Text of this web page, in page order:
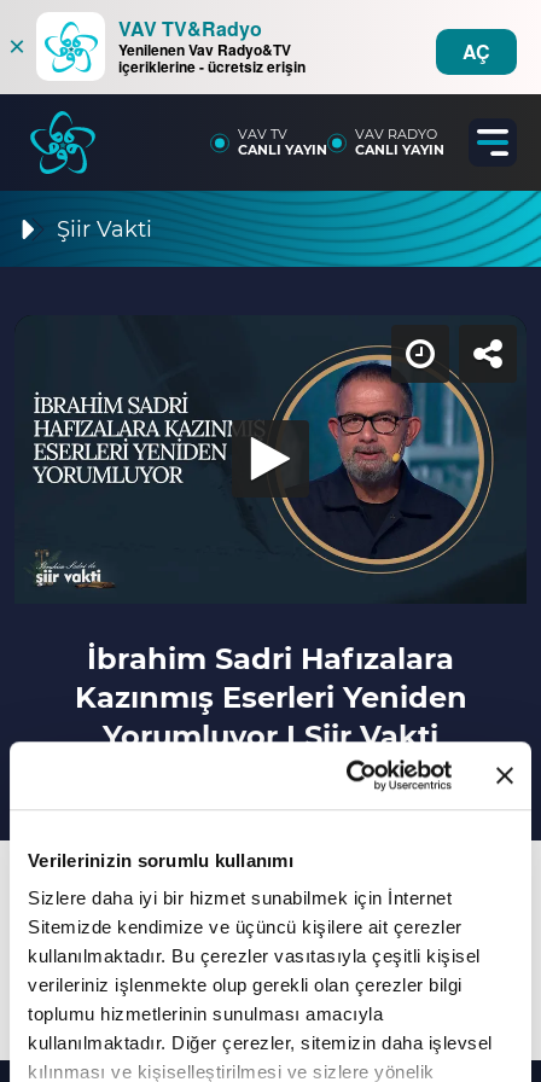
Verilerinizin sorumlu kullanımı
Sizlere daha iyi bir hizmet sunabilmek için İnternet
Sitemizde kendimize ve üçüncü kişilere ait çerezler
kullanılmaktadır. Bu çerezler vasıtasıyla çeşitli kişisel
verileriniz işlenmekte olup gerekli olan çerezler bilgi
toplumu hizmetlerinin sunulması amacıyla
kullanılmaktadır. Diğer çerezler, sitemizin daha işlevsel
kılınması ve kişiselleştirilmesi ve sizlere yönelik
×
VAV TV&Radyo
Yenilenen Vav Radyo&TV
içeriklerine - ücretsiz erişin
AÇ
VAV TV
CANLI YAYIN
VAV RADYO
CANLI YAYIN
Şiir Vakti
İbrahim Sadri Hafızalara
Kazınmış Eserleri Yeniden
Yorumluyor I Şiir Vakti
Usta şair İbrahim Sadri şairlerin hafızalara
kazınmış eserlerini yeniden yorumluyor.
Daha Fazla Göster